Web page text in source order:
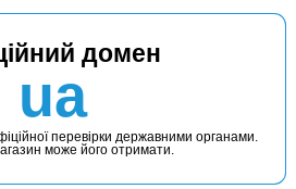
домен
ua
перевірки державними органами.
може його отримати.